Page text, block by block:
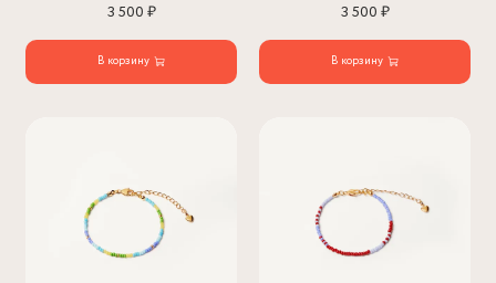
3 500 ₽
В корзину
3 500 ₽
В корзину